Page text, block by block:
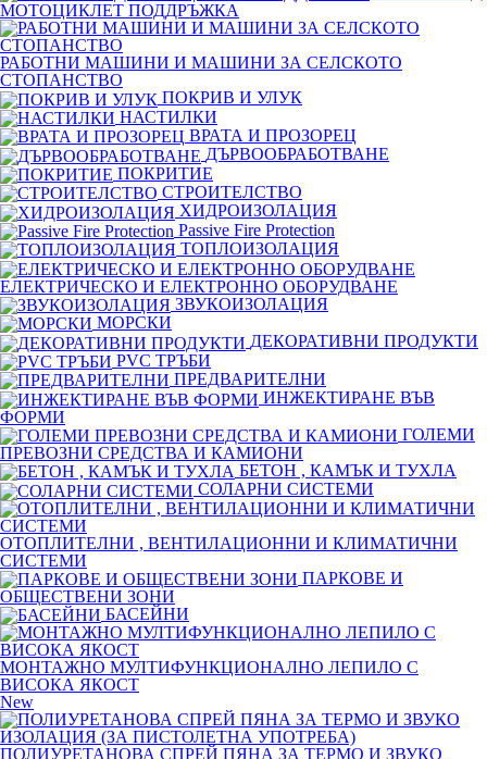
МОТОЦИКЛЕТ ПОДДРЪЖКА
РАБОТНИ МАШИНИ И МАШИНИ ЗА СЕЛСКОТО
СТОПАНСТВО
ПОКРИВ И УЛУК
НАСТИЛКИ
ВРАТА И ПРОЗОРЕЦ
ДЪРВООБРАБОТВАНЕ
ПОКРИТИЕ
СТРОИТЕЛСТВО
ХИДРОИЗОЛАЦИЯ
Passive Fire Protection
ТОПЛОИЗОЛАЦИЯ
ЕЛЕКТРИЧЕСКО И ЕЛЕКТРОННО ОБОРУДВАНЕ
ЗВУКОИЗОЛАЦИЯ
МОРСКИ
ДЕКОРАТИВНИ ПРОДУКТИ
PVC ТРЪБИ
ПРЕДВАРИТЕЛНИ
ИНЖЕКТИРАНЕ ВЪВ
ФОРМИ
ГОЛЕМИ
ПРЕВОЗНИ СРЕДСТВА И КАМИОНИ
БЕТОН , КАМЪК И ТУХЛА
СОЛАРНИ СИСТЕМИ
ОТОПЛИТЕЛНИ , ВЕНТИЛАЦИОННИ И КЛИМАТИЧНИ
СИСТЕМИ
ПАРКОВЕ И
ОБЩЕСТВЕНИ ЗОНИ
БАСЕЙНИ
МОНТАЖНО МУЛТИФУНКЦИОНАЛНО ЛЕПИЛО С
ВИСОКА ЯКОСТ
New
ПОЛИУРЕТАНОВА СПРЕЙ ПЯНА ЗА ТЕРМО И ЗВУКО